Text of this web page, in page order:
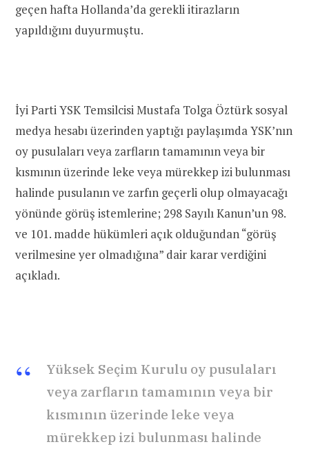
geçen hafta Hollanda’da gerekli itirazların
yapıldığını duyurmuştu.
İyi Parti YSK Temsilcisi Mustafa Tolga Öztürk sosyal
medya hesabı üzerinden yaptığı paylaşımda YSK’nın
oy pusulaları veya zarfların tamamının veya bir
kısmının üzerinde leke veya mürekkep izi bulunması
halinde pusulanın ve zarfın geçerli olup olmayacağı
yönünde görüş istemlerine; 298 Sayılı Kanun’un 98.
ve 101. madde hükümleri açık olduğundan “görüş
verilmesine yer olmadığına” dair karar verdiğini
açıkladı.
Yüksek Seçim Kurulu oy pusulaları
veya zarfların tamamının veya bir
kısmının üzerinde leke veya
mürekkep izi bulunması halinde